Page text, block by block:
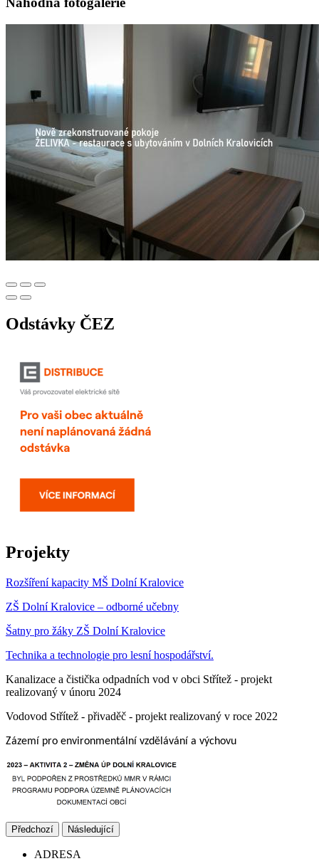
Odstávky ČEZ
Projekty
Rozšíření kapacity MŠ Dolní Kralovice
ZŠ Dolní Kralovice – odborné učebny
Šatny pro žáky ZŠ Dolní Kralovice
Technika a technologie pro lesní hospodářství.
Kanalizace a čistička odpadních vod v obci Střítež - projekt
realizovaný v únoru 2024
Vodovod Střítež - přivaděč - projekt realizovaný v roce 2022
Zázemí pro environmentální vzdělávání a výchovu
Předchozí Následující
ADRESA